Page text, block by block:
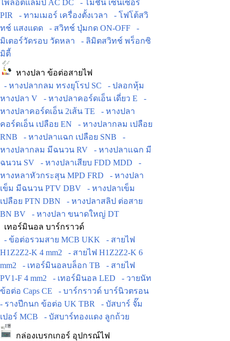
ไพลอตแล้มป์ AC DC
- โมชั่น เซ็นเซอร์
PIR
- ทามเมอร์ เครื่องตั้งเวลา
- โฟโต้สวิ
ทช์ แสงแดด
- สวิทช์ ปุ่มกด ON-OFF
-
มิเตอร์วัดรอบ วัดหลา
- ลิมิตสวิทช์ พร็อกซิ
มิตี้
หางปลา ข้อต่อสายไฟ
- หางปลากลม ทรงยุโรป SC
- ปลอกหุ้ม
หางปลา V
- หางปลาคอร์ดเอ็น เดี่ยว E
-
หางปลาคอร์ดเอ็น 2เส้น TE
- หางปลา
คอร์ดเอ็น เปลือย EN
- หางปลากลม เปลือย
RNB
- หางปลาแฉก เปลือย SNB
-
หางปลากลม มีฉนวน RV
- หางปลาแฉก มี
ฉนวน SV
- หางปลาเสียบ FDD MDD
-
หางหลาหัวกระสุน MPD FRD
- หางปลา
เข็ม มีฉนวน PTV DBV
- หางปลาเข็ม
เปลือย PTN DBN
- หางปลาสลิป ต่อสาย
BN BV
- หางปลา ขนาดใหญ่ DT
เทอร์มินอล บาร์กราวด์
- ข้อต่อรวมสาย MCB UKK
- สายไฟ
H1Z2Z2-K 4 mm2
- สายไฟ H1Z2Z2-K 6
mm2
- เทอร์มินอลบล็อก TB
- สายไฟ
PV1-F 4 mm2
- เทอร์มินอล LED
- วายนัท
ข้อต่อ Caps CE
- บาร์กราวด์ บาร์นิวตรอน
- รางปีกนก ข้อต่อ UK TBR
- บัสบาร์ จั๊ม
เปอร์ MCB
- บัสบาร์ทองแดง ลูกถ้วย
กล่องเบรกเกอร์ อุปกรณ์ไฟ